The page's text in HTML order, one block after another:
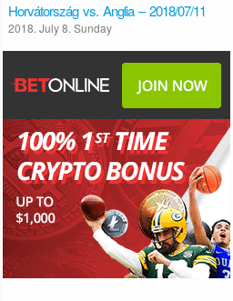
Horvátország vs. Anglia – 2018/07/11
2018. July 8. Sunday